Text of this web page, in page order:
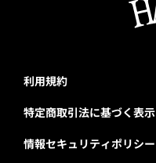
利用規約
特定商取引法に基づく表示
情報セキュリティポリシー